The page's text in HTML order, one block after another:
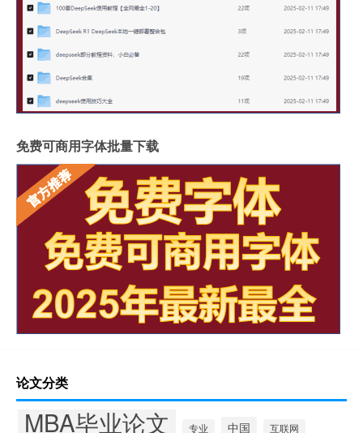
免费可商用字体批量下载
论文分类
MBA毕业论文 专业 中国
互联网